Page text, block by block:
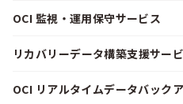
OCI 監視・運用保守サービス
リカバリーデータ構築支援サー
OCI リアルタイムデータバック